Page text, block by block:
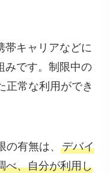
帯キャリアなどに
みです。制限中の
正常な利用ができ
の有無は、デバイ
べ、自分が利用し